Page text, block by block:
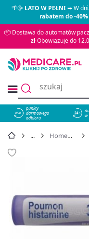
🌴🌞LATO W PEŁNI➡ W
rabatem do -40%
📦 Dostawa do automatów
złObowiązuje do
858
punkty
darmowego
odbioru w
Homeopatia